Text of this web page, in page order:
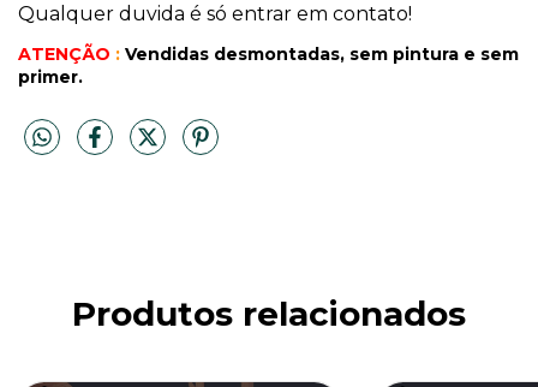
Qualquer duvida é só entrar em contato!
ATENÇÃO : Vendidas desmontadas, sem pintura e sem
primer.
Produtos relacionados